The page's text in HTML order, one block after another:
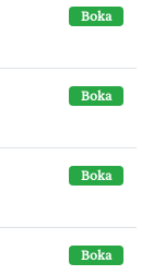
Boka
Boka
Boka
Boka